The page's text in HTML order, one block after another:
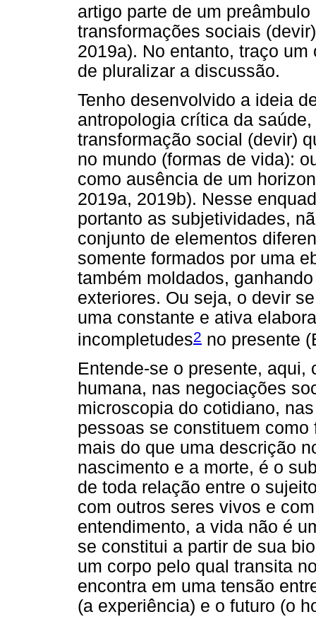
artigo parte de um
transformações sociais
2019a). No entanto, traço
de pluralizar a discussão.
Tenho desenvolvido a ideia
antropologia crítica da
transformação social (devir)
no mundo (formas de vida):
como ausência de um
2019a, 2019b). Nesse
portanto as subjetividades,
conjunto de elementos
somente formados por uma
também moldados,
exteriores. Ou seja, o devir
uma constante e ativa
incompletudes2 no presente
Entende-se o presente, aqui,
humana, nas negociações
microscopia do cotidiano,
pessoas se constituem
mais do que uma descrição
nascimento e a morte, é o
de toda relação entre o
com outros seres vivos e
entendimento, a vida não é
se constitui a partir de sua
um corpo pelo qual transita
encontra em uma tensão
(a experiência) e o futuro (o